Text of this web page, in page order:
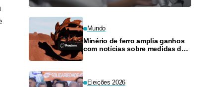
Mundo
Minério de ferro amplia ganhos
com notícias sobre medidas de
Eleições 2026